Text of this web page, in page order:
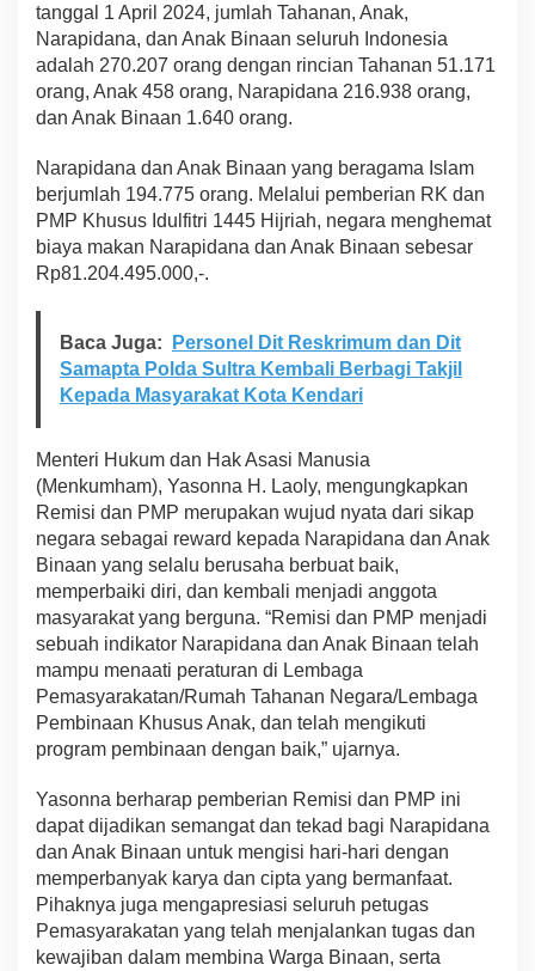
7
N
a
r
a
d
a
n
tanggal 1 April 2024, jumlah Tahanan, Anak,
Narapidana, dan Anak Binaan seluruh Indonesia
adalah 270.207 orang dengan rincian Tahanan 51.171
orang, Anak 458 orang, Narapidana 216.938 orang,
dan Anak Binaan 1.640 orang.
Narapidana dan Anak Binaan yang beragama Islam
berjumlah 194.775 orang. Melalui pemberian RK dan
PMP Khusus Idulfitri 1445 Hijriah, negara menghemat
biaya makan Narapidana dan Anak Binaan sebesar
Rp81.204.495.000,-.
Baca Juga:
Personel Dit Reskrimum dan Dit
Samapta Polda Sultra Kembali Berbagi Takjil
Kepada Masyarakat Kota Kendari
Menteri Hukum dan Hak Asasi Manusia
(Menkumham), Yasonna H. Laoly, mengungkapkan
Remisi dan PMP merupakan wujud nyata dari sikap
negara sebagai reward kepada Narapidana dan Anak
Binaan yang selalu berusaha berbuat baik,
memperbaiki diri, dan kembali menjadi anggota
masyarakat yang berguna. “Remisi dan PMP menjadi
sebuah indikator Narapidana dan Anak Binaan telah
mampu menaati peraturan di Lembaga
Pemasyarakatan/Rumah Tahanan Negara/Lembaga
Pembinaan Khusus Anak, dan telah mengikuti
program pembinaan dengan baik,” ujarnya.
Yasonna berharap pemberian Remisi dan PMP ini
dapat dijadikan semangat dan tekad bagi Narapidana
dan Anak Binaan untuk mengisi hari-hari dengan
memperbanyak karya dan cipta yang bermanfaat.
Pihaknya juga mengapresiasi seluruh petugas
Pemasyarakatan yang telah menjalankan tugas dan
kewajiban dalam membina Warga Binaan, serta